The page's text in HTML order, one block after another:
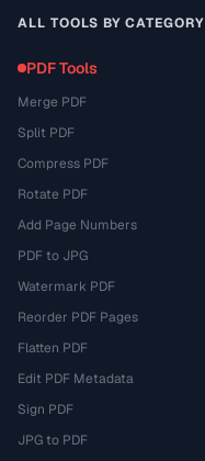
ALL TOOLS BY CATEGORY
PDF Tools
Merge PDF
Split PDF
Compress PDF
Rotate PDF
Add Page Numbers
PDF to JPG
Watermark PDF
Reorder PDF Pages
Flatten PDF
Edit PDF Metadata
Sign PDF
JPG to PDF